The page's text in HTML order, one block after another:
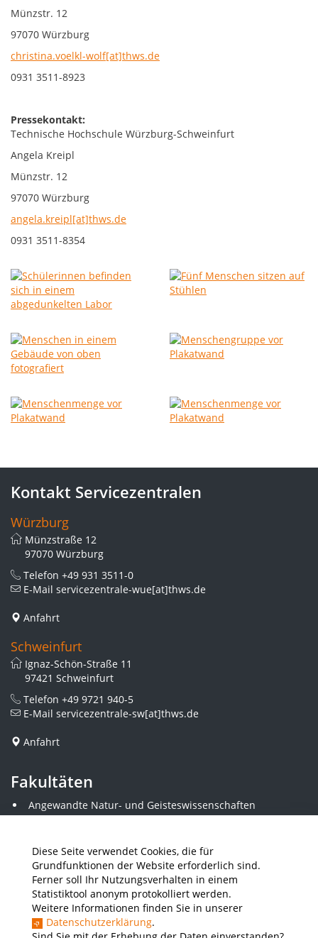
Diese Seite verwendet Cookies, die für
Grundfunktionen der Website erforderlich sind.
Ferner soll Ihr Nutzungsverhalten in einem
Statistiktool anonym protokolliert werden.
Weitere Informationen finden Sie in unserer
Datenschutzerklärung.
Münzstr. 12
97070 Würzburg
christina.voelkl-wolf[at]thws.de
0931 3511-8923
Pressekontakt:
Technische Hochschule Würzburg-Schweinfurt
Angela Kreipl
Münzstr. 12
97070 Würzburg
angela.kreipl[at]thws.de
0931 3511-8354
Kontakt Servicezentralen
Würzburg
Münzstraße 12
97070 Würzburg
Telefon +49 931 3511-0
E-Mail servicezentrale-wue[at]thws.de
Anfahrt
Schweinfurt
Ignaz-Schön-Straße 11
97421 Schweinfurt
Telefon +49 9721 940-5
E-Mail servicezentrale-sw[at]thws.de
Anfahrt
Fakultäten
Angewandte Natur- und Geisteswissenschaften
Angewandte Sozialwissenschaften
Elektrotechnik
Gestaltung
Informatik und Wirtschaftsinformatik
Kunststofftechnik und Vermessung
Maschinenbau
THWS Business School
Wirtschaftsingenieurwesen